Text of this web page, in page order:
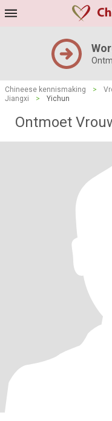
Chineese kennismaking >
Jiangxi
> Yichun
Ontmoet